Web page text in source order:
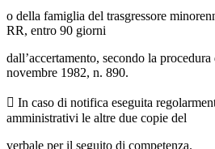
o della famiglia del trasgressore
RR, entro 90 giorni
dall’accertamento, secondo la
novembre 1982, n. 890.
 In caso di notifica eseguita
amministrativi le altre due copie del
verbale per il seguito di competenza.